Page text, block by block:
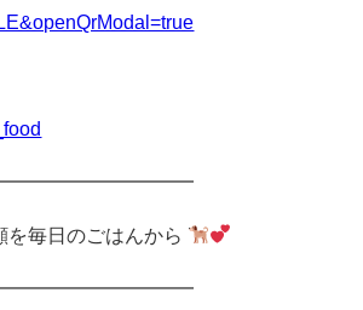
を毎日のごはんから